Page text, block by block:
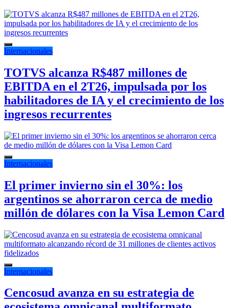
Internacionales
TOTVS alcanza R$487 millones de
EBITDA en el 2T26, impulsada por los
habilitadores de IA y el crecimiento de los
ingresos recurrentes
Internacionales
El primer invierno sin el 30%: los
argentinos se ahorraron cerca de medio
millón de dólares con la Visa Lemon Card
Internacionales
Cencosud avanza en su estrategia de